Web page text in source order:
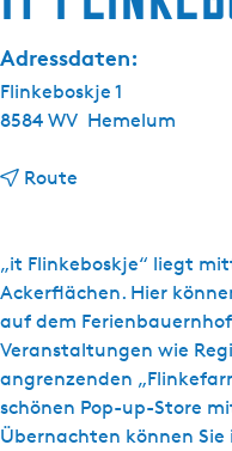
„it Flinkeboskje“ liegt
Ackerflächen. Hier
auf dem
Veranstaltungen wie
angrenzenden
schönen Pop-up-Store
Übernachten können
Adressdaten:
Flinkeboskje 1
8584 WV Hemelum
Route
I
t
F
l
i
n
k